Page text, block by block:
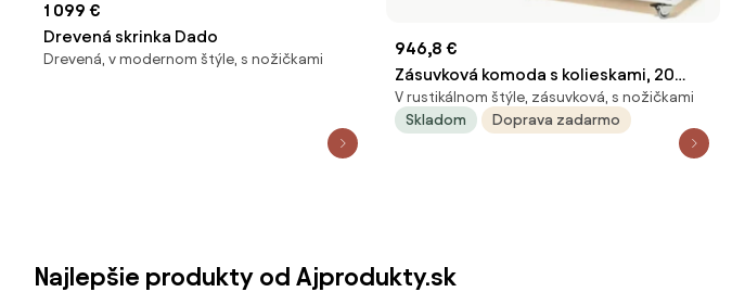
1 099 €
Drevená skrinka Dado
Drevená, v modernom štýle, s nožičkami
946,8 €
Zásuvková komoda s kolieskami, 20
zásuviek, madlo s držiakom na štítky,
biela
V rustikálnom štýle, zásuvková, s nožičkami
Skladom
Doprava zadarmo
Najlepšie produkty od Ajprodukty.sk